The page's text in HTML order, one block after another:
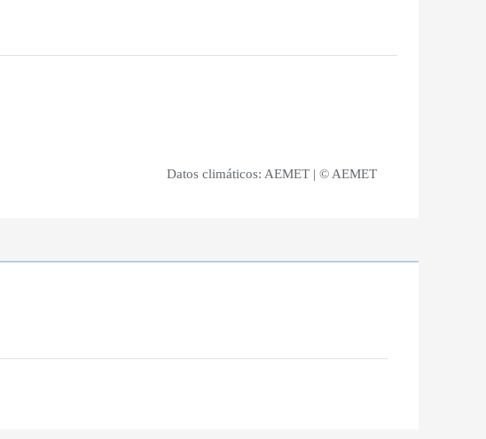
Datos climáticos: AEMET | © AEMET